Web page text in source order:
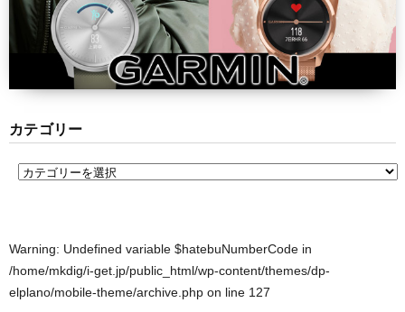
カテゴリー
Warning: Undefined variable $hatebuNumberCode in
/home/mkdig/i-get.jp/public_html/wp-content/themes/dp-
elplano/mobile-theme/archive.php on line 127